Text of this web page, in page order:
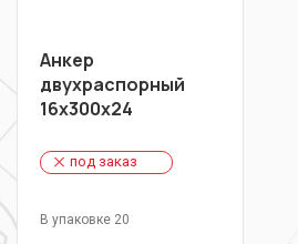
Анкер
двухраспорный
16х300х24
под заказ
В упаковке 20